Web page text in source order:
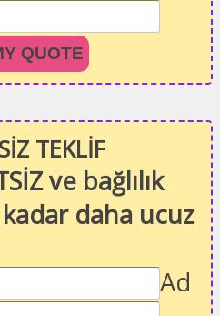
QUOTE
TEKLİF
ve bağlılık
daha ucuz
Ad